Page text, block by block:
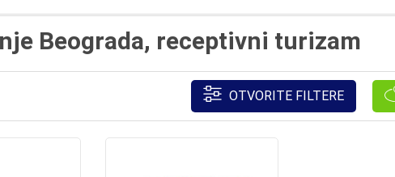
Beograda, receptivni turizam
OTVORITE FILTERE